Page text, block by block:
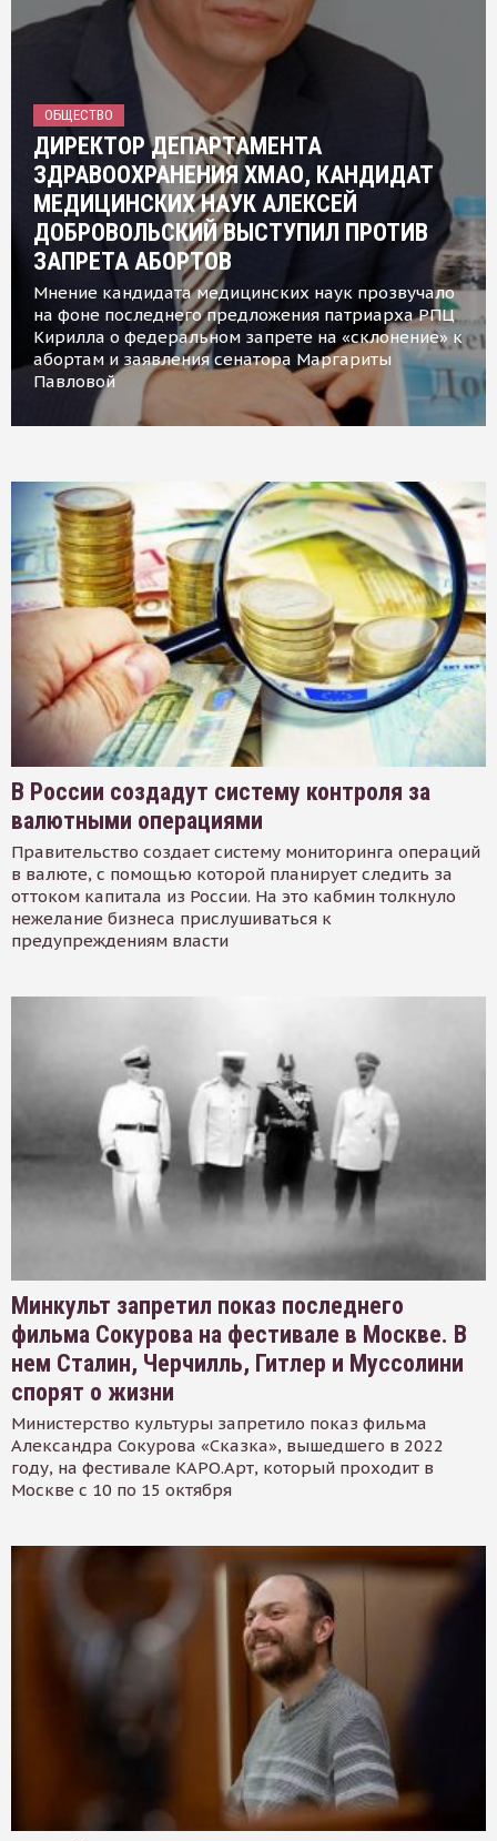
ОБЩЕСТВО
ДИРЕКТОР ДЕПАРТАМЕНТА
ЗДРАВООХРАНЕНИЯ ХМАО, КАНДИДАТ
МЕДИЦИНСКИХ НАУК АЛЕКСЕЙ
ДОБРОВОЛЬСКИЙ ВЫСТУПИЛ ПРОТИВ
ЗАПРЕТА АБОРТОВ
Мнение кандидата медицинских наук прозвучало
на фоне последнего предложения патриарха РПЦ
Кирилла о федеральном запрете на «склонение» к
абортам и заявления сенатора Маргариты
Павловой
В России создадут систему контроля за
валютными операциями
Правительство создает систему мониторинга операций
в валюте, с помощью которой планирует следить за
оттоком капитала из России. На это кабмин толкнуло
нежелание бизнеса прислушиваться к
предупреждениям власти
Минкульт запретил показ последнего
фильма Сокурова на фестивале в Москве. В
нем Сталин, Черчилль, Гитлер и Муссолини
спорят о жизни
Министерство культуры запретило показ фильма
Александра Сокурова «Сказка», вышедшего в 2022
году, на фестивале КАРО.Арт, который проходит в
Москве с 10 по 15 октября